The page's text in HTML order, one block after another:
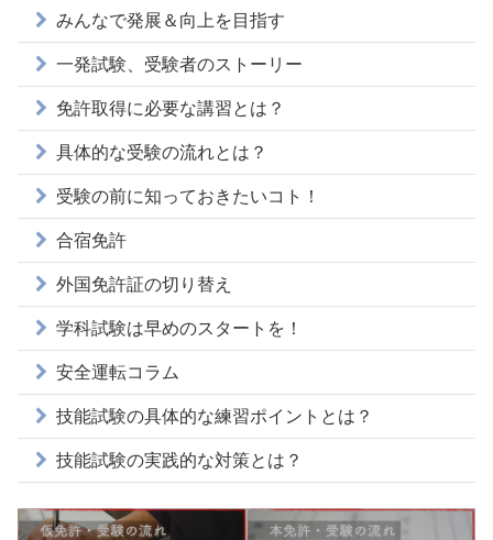
みんなで発展＆向上を目指す
一発試験、受験者のストーリー
免許取得に必要な講習とは？
具体的な受験の流れとは？
受験の前に知っておきたいコト！
合宿免許
外国免許証の切り替え
学科試験は早めのスタートを！
安全運転コラム
技能試験の具体的な練習ポイントとは？
技能試験の実践的な対策とは？